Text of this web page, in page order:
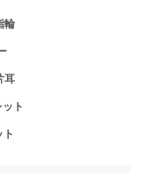
輪
耳
ト
ト